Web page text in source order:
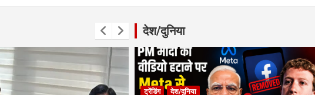
देश/दुनिया
ट्रेंडिंग देश/दुनिया